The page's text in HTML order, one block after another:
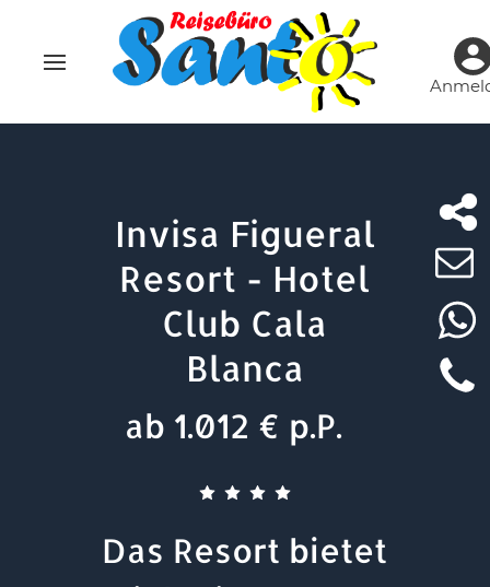
Invisa Figueral
Resort - Hotel
Club Cala
Blanca
ab 1.012 € p.P.
Das Resort bietet